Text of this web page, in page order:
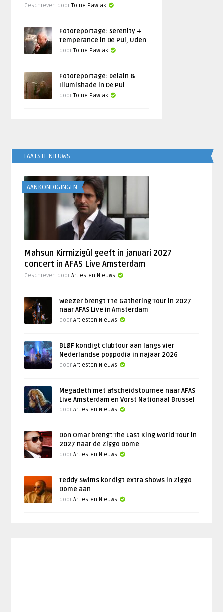
Geschreven doorToine Pawlak
Fotoreportage: Serenity +
Temperance in De Pul, Uden
doorToine Pawlak
Fotoreportage: Delain &
Illumishade in De Pul
doorToine Pawlak
LAATSTE NIEUWS
AANKONDIGINGEN
Mahsun Kirmizigül geeft in januari 2027
concert in AFAS Live Amsterdam
Geschreven doorArtiesten Nieuws
Weezer brengt The Gathering Tour in 2027
naar AFAS Live in Amsterdam
doorArtiesten Nieuws
BLØF kondigt clubtour aan langs vier
Nederlandse poppodia in najaar 2026
doorArtiesten Nieuws
Megadeth met afscheidstournee naar AFAS
Live Amsterdam en Vorst Nationaal Brussel
doorArtiesten Nieuws
Don Omar brengt The Last King World Tour in
2027 naar de Ziggo Dome
doorArtiesten Nieuws
Teddy Swims kondigt extra shows in Ziggo
Dome aan
doorArtiesten Nieuws